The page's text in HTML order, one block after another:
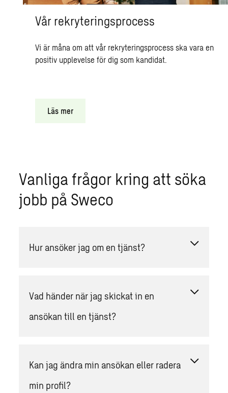
Vår rekryteringsprocess
Vi är måna om att vår rekryteringsprocess ska vara en
positiv upplevelse för dig som kandidat.
Läs mer
Vanliga frågor kring att söka
jobb på Sweco
Hur ansöker jag om en tjänst?
Vad händer när jag skickat in en
ansökan till en tjänst?
Kan jag ändra min ansökan eller radera
min profil?